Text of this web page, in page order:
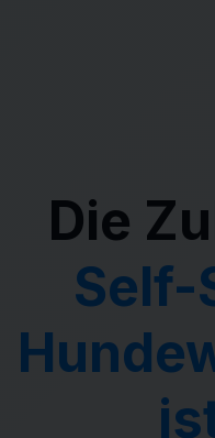
Die
Self-